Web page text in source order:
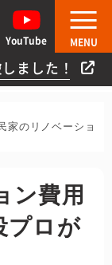
ました！
YouTube MENU
家のリノベーション
ン費用
プロが